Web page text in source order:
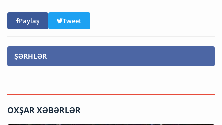
Paylaş Tweet
ŞƏRHLƏR
OXŞAR XƏBƏRLƏR